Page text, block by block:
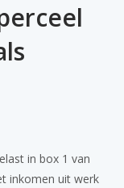
in box 1 van
inkomen uit werk